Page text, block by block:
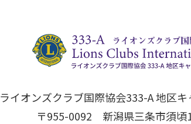
ライオンズクラブ国際協会333-A 地区
〒955-0092 新潟県三条市須頃